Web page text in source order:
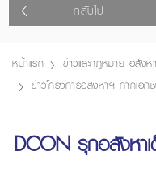
กลับไป
หน้าแรก ข่าวและกฎหมาย อสัง
ข่าวโครงการอสังหาฯ ภาคเอก
DCON รุกอสังห